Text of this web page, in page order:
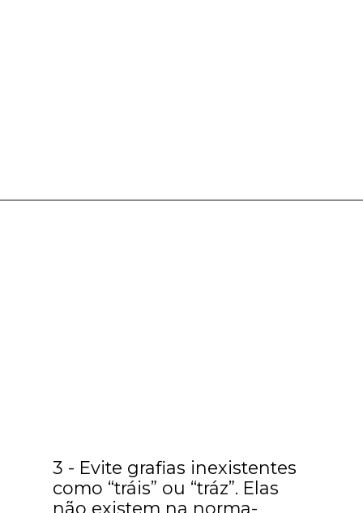
3 - Evite grafias inexistentes
como “tráis” ou “tráz”. Elas
não existem na norma-